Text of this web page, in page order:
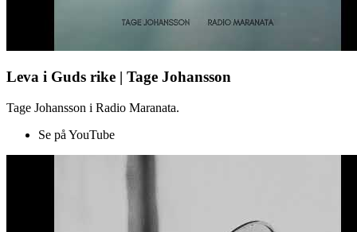
Leva i Guds rike | Tage Johansson
Tage Johansson i Radio Maranata.
Se på YouTube